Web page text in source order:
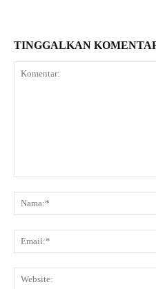
TINGGALKAN